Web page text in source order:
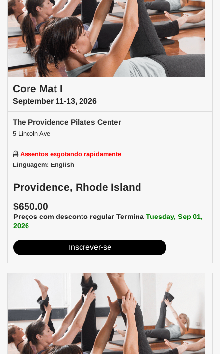
Core Mat I
September 11-13, 2026
The Providence Pilates Center
5 Lincoln Ave
Assentos esgotando rapidamente
Linguagem: English
Providence, Rhode Island
$650.00
Preços com desconto regular Termina Tuesday, Sep 01,
2026
Inscrever-se